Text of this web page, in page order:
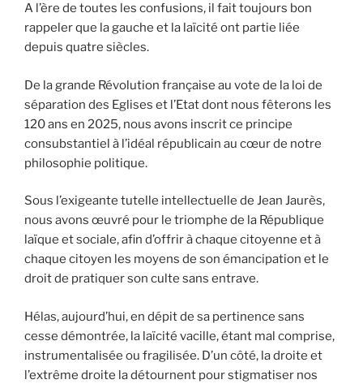
A l’ère de toutes les confusions, il fait toujours bon
rappeler que la gauche et la laïcité ont partie liée
depuis quatre siècles.
De la grande Révolution française au vote de la loi de
séparation des Eglises et l’Etat dont nous fêterons les
120 ans en 2025, nous avons inscrit ce principe
consubstantiel à l’idéal républicain au cœur de notre
philosophie politique.
Sous l’exigeante tutelle intellectuelle de Jean Jaurès,
nous avons œuvré pour le triomphe de la République
laïque et sociale, afin d’offrir à chaque citoyenne et à
chaque citoyen les moyens de son émancipation et le
droit de pratiquer son culte sans entrave.
Hélas, aujourd’hui, en dépit de sa pertinence sans
cesse démontrée, la laïcité vacille, étant mal comprise,
instrumentalisée ou fragilisée. D’un côté, la droite et
l’extrême droite la détournent pour stigmatiser nos